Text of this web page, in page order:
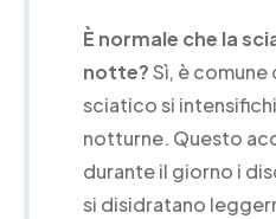
È normale che la
notte?Sì, è
sciatico si
notturne. Questo
durante il giorno i
si disidratano